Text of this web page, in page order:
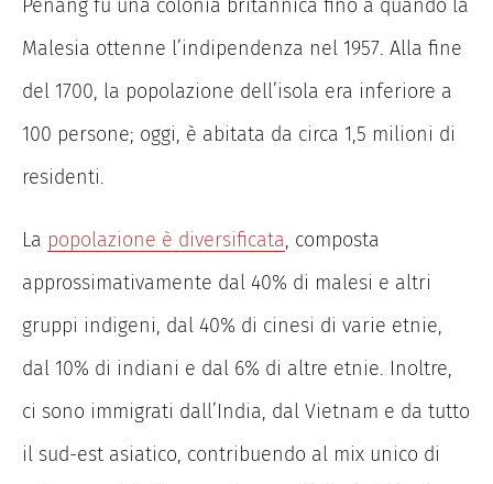
Penang fu una colonia britannica fino a quando la
Malesia ottenne l’indipendenza nel 1957. Alla fine
del 1700, la popolazione dell’isola era inferiore a
100 persone; oggi, è abitata da circa 1,5 milioni di
residenti.
La popolazione è diversificata, composta
approssimativamente dal 40% di malesi e altri
gruppi indigeni, dal 40% di cinesi di varie etnie,
dal 10% di indiani e dal 6% di altre etnie. Inoltre,
ci sono immigrati dall’India, dal Vietnam e da tutto
il sud-est asiatico, contribuendo al mix unico di